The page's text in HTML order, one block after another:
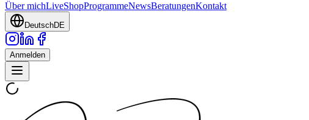
Über michLiveShopProgrammeNewsBeratungenKontakt
DeutschDE
Anmelden